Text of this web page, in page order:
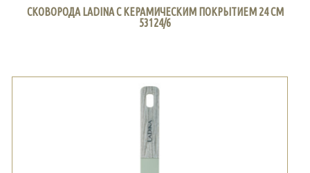
СКОВОРОДА LADINA С КЕРАМИЧЕСКИМ ПОКРЫТИЕМ 24 СМ
53124/6